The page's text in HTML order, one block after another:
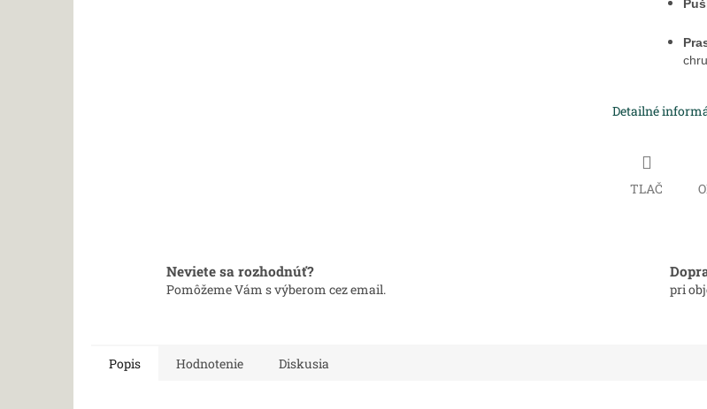
Detailné
TLAČ
Neviete sa rozhodnúť?
Pomôžeme Vám s výberom cez email. pri
Popis Hodnotenie Diskusia